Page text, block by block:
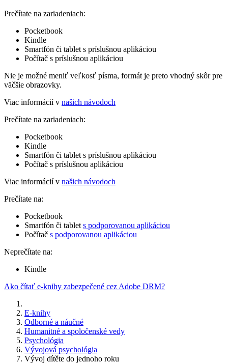
Prečítate na zariadeniach:
Pocketbook
Kindle
Smartfón či tablet s príslušnou aplikáciou
Počítač s príslušnou aplikáciou
Nie je možné meniť veľkosť písma, formát je preto vhodný skôr pre
väčšie obrazovky.
Viac informácií v našich návodoch
Prečítate na zariadeniach:
Pocketbook
Kindle
Smartfón či tablet s príslušnou aplikáciou
Počítač s príslušnou aplikáciou
Viac informácií v našich návodoch
Prečítate na:
Pocketbook
Smartfón či tablet s podporovanou aplikáciou
Počítač s podporovanou aplikáciou
Neprečítate na:
Kindle
Ako čítať e-knihy zabezpečené cez Adobe DRM?
E-knihy
Odborné a náučné
Humanitné a spoločenské vedy
Psychológia
Vývojová psychológia
Vývoj dítěte do jednoho roku